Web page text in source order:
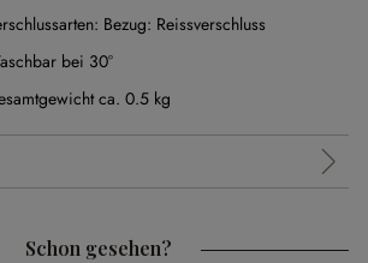
Bezug: Reissverschluss
bei 30°
ca. 0.5 kg
Schon gesehen?